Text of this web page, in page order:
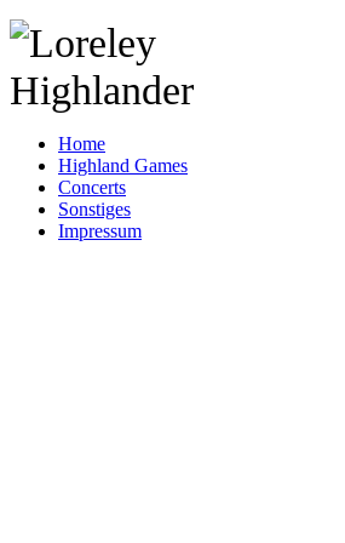
Home
Highland Games
Concerts
Sonstiges
Impressum